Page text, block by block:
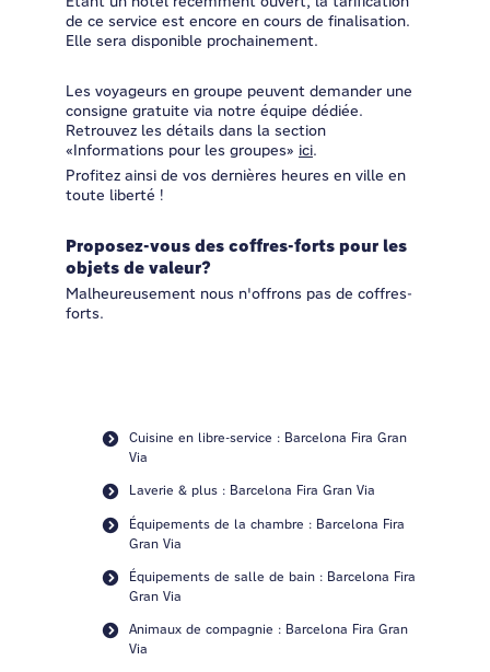
de ce service est encore en cours de finalisation.
Elle sera disponible prochainement.
Les voyageurs en groupe peuvent demander une
consigne gratuite via notre équipe dédiée.
Retrouvez les détails dans la section
«Informations pour les groupes» ici.
Profitez ainsi de vos dernières heures en ville en
toute liberté !
Proposez-vous des coffres-forts pour les
objets de valeur?
Malheureusement nous n'offrons pas de coffres-
forts.
Cuisine en libre-service : Barcelona Fira Gran
Via
Laverie & plus : Barcelona Fira Gran Via
Équipements de la chambre : Barcelona Fira
Gran Via
Équipements de salle de bain : Barcelona Fira
Gran Via
Animaux de compagnie : Barcelona Fira Gran
Via